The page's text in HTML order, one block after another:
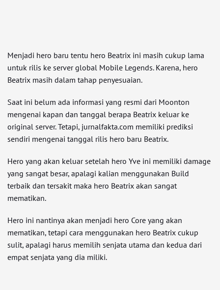
Menjadi hero baru tentu hero Beatrix ini masih cukup lama
untuk rilis ke server global Mobile Legends. Karena, hero
Beatrix masih dalam tahap penyesuaian.
Saat ini belum ada informasi yang resmi dari Moonton
mengenai kapan dan tanggal berapa Beatrix keluar ke
original server. Tetapi, jurnalfakta.com memiliki prediksi
sendiri mengenai tanggal rilis hero baru Beatrix.
Hero yang akan keluar setelah hero Yve ini memiliki damage
yang sangat besar, apalagi kalian menggunakan Build
terbaik dan tersakit maka hero Beatrix akan sangat
mematikan.
Hero ini nantinya akan menjadi hero Core yang akan
mematikan, tetapi cara menggunakan hero Beatrix cukup
sulit, apalagi harus memilih senjata utama dan kedua dari
empat senjata yang dia miliki.